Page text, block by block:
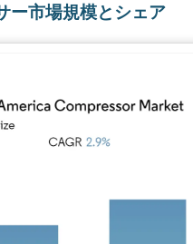
ー市場規模とシェア